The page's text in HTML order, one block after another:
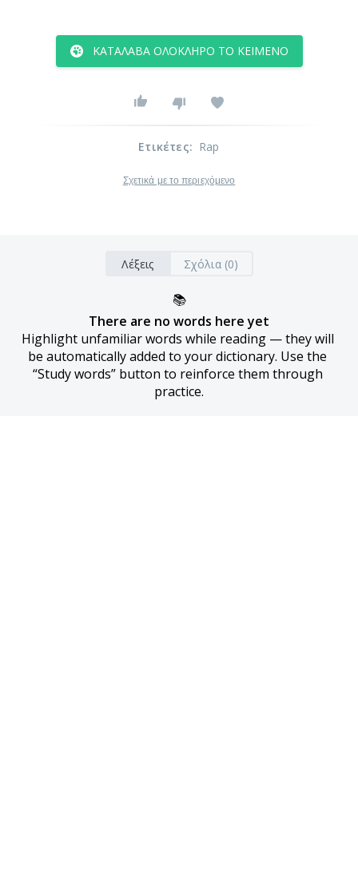
ΚΑΤΆΛΑΒΑ ΟΛΌΚΛΗΡΟ ΤΟ ΚΕΊΜΕΝΟ
Ετικέτες: Rap
Σχετικά με το περιεχόμενο
Λέξεις Σχόλια (0)
📚
There are no words here yet
Highlight unfamiliar words while reading — they will
be automatically added to your dictionary. Use the
“Study words” button to reinforce them through
practice.